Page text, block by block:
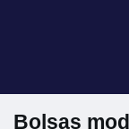
Bolsas